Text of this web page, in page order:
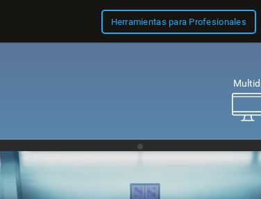
Herramientas para Profesionales